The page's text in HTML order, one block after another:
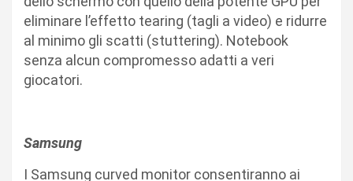
eliminare l’effetto tearing (tagli a video) e ridurre
al minimo gli scatti (stuttering). Notebook
senza alcun compromesso adatti a veri
giocatori.
Samsung
I Samsung curved monitor consentiranno ai